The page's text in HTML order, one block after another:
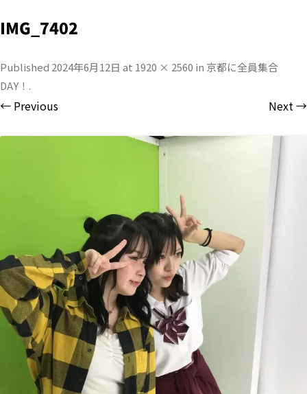
IMG_7402
Published 2024年6月12日 at 1920 × 2560 in 京都に全員集合
DAY！ .
← Previous Next →